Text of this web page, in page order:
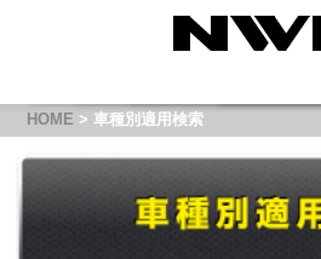
HOME > 車種別適用検索